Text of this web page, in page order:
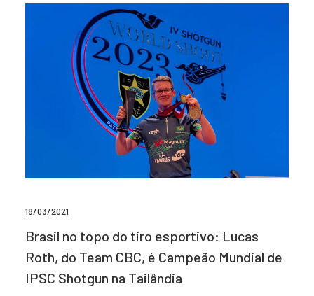
18/03/2021
Brasil no topo do tiro esportivo: Lucas
Roth, do Team CBC, é Campeão Mundial de
IPSC Shotgun na Tailândia